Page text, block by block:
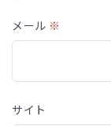
メール ※
サイト